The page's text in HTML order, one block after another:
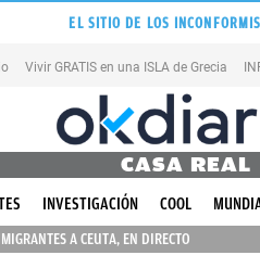
EL SITIO DE LOS
Vivir GRATIS en una ISLA de Grecia
CASA REAL
INVESTIGACIÓN COOL
A CEUTA, EN DIRECTO